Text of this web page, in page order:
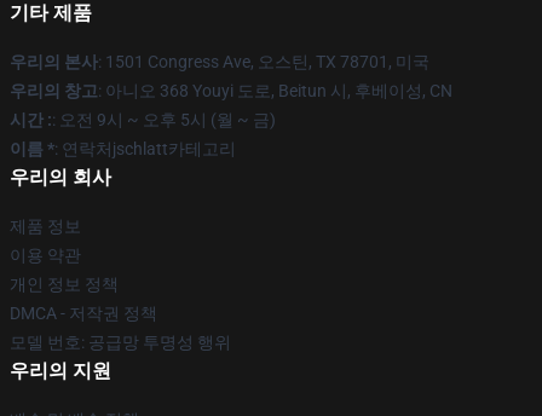
기타 제품
우리의 본사: 1501 Congress Ave, 오스틴, TX 78701, 미국
우리의 창고: 아니오 368 Youyi 도로, Beitun 시, 후베이성, CN
시간 :: 오전 9시 ~ 오후 5시 (월 ~ 금)
이름 *: 연락처jschlatt카테고리
우리의 회사
제품 정보
이용 약관
개인 정보 정책
DMCA - 저작권 정책
모델 번호: 공급망 투명성 행위
우리의 지원